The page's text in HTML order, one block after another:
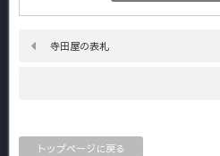
寺田屋の表札
トップページに戻る